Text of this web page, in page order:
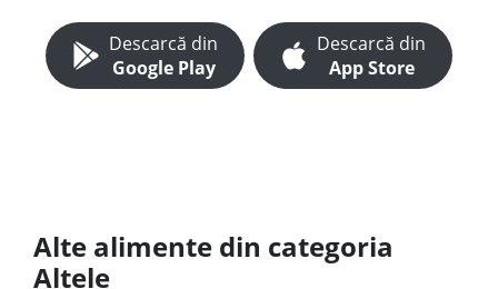
Descarcă din
Google Play
Descarcă din
App Store
Alte alimente din categoria
Altele